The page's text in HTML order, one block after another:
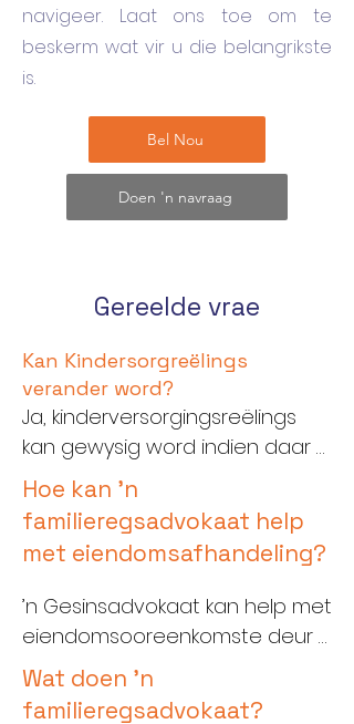
navigeer. Laat ons toe om te
beskerm wat vir u die belangrikste
is.
Bel Nou
Doen 'n navraag
Gereelde vrae
Kan Kindersorgreëlings
verander word?
Ja, kinderversorgingsreëlings
kan gewysig word indien daar
beduidende veranderinge in
omstandighede is. Dit is
noodsaaklik om met 'n
prokureur saam te werk om te
verseker dat enige
veranderinge in die beste
word en aan wetlike vereistes
voldoen.
Hoe kan 'n
familieregsadvokaat help
met eiendomsafhandeling?
’n Gesinsadvokaat kan help met
eiendomsooreenkomste deur
regsadvies te bied rakende u
regte en aansprake. Hulle
Wat doen 'n
familieregsadvokaat?